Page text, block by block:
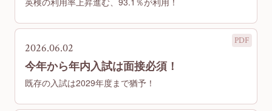
2026.06.02
今年から年内入試は面接必須！
既存の入試は2029年度まで猶予！